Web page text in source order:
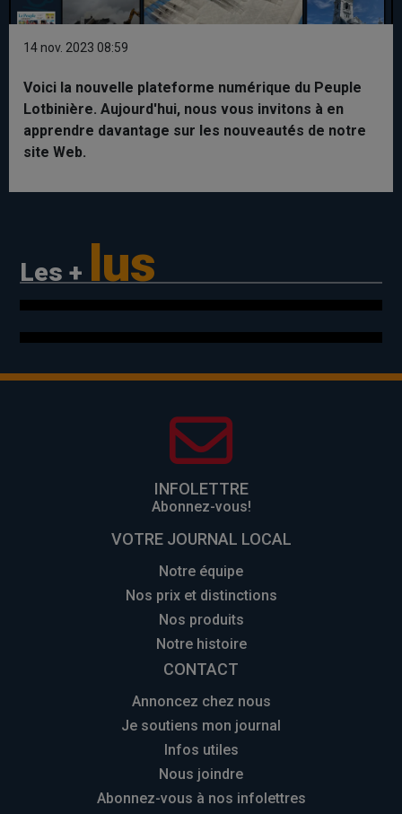
Video
14 nov. 2023 08:59
Voici la nouvelle plateforme numérique du Peuple
Lotbinière. Aujourd'hui, nous vous invitons à en
apprendre davantage sur les nouveautés de notre
site Web.
Les + lus
INFOLETTRE
Abonnez-vous!
VOTRE JOURNAL LOCAL
Notre équipe
Nos prix et distinctions
Nos produits
Notre histoire
CONTACT
Annoncez chez nous
Je soutiens mon journal
Infos utiles
Nous joindre
Abonnez-vous à nos infolettres